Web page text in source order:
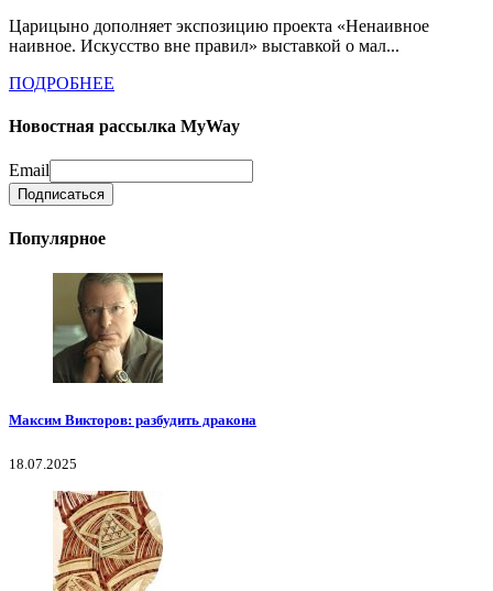
Царицыно дополняет экспозицию проекта «Ненаивное
наивное. Искусство вне правил» выставкой о мал...
ПОДРОБНЕЕ
Новостная рассылка MyWay
Email
Популярное
Максим Викторов: разбудить дракона
18.07.2025